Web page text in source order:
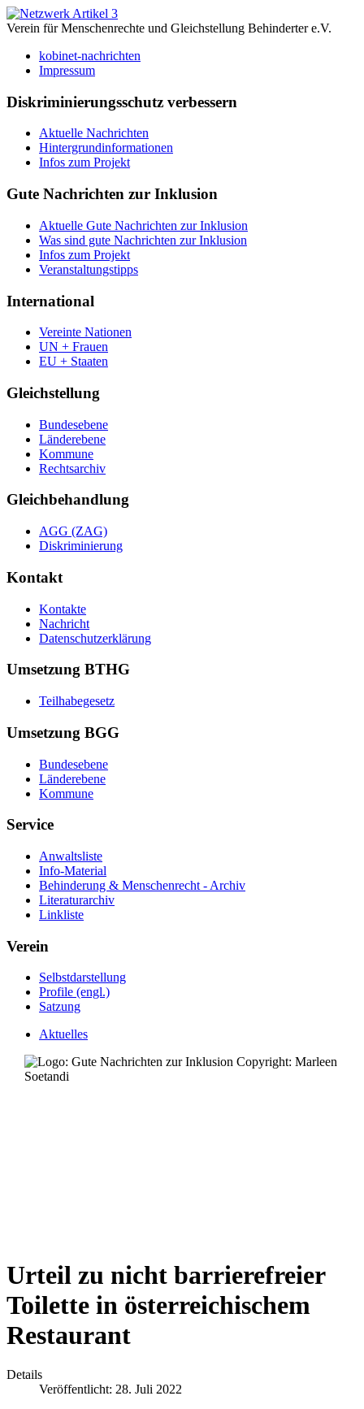
Verein für Menschenrechte und Gleichstellung Behinderter e.V.
kobinet-nachrichten
Impressum
Diskriminierungsschutz verbessern
Aktuelle Nachrichten
Hintergrundinformationen
Infos zum Projekt
Gute Nachrichten zur Inklusion
Aktuelle Gute Nachrichten zur Inklusion
Was sind gute Nachrichten zur Inklusion
Infos zum Projekt
Veranstaltungstipps
International
Vereinte Nationen
UN + Frauen
EU + Staaten
Gleichstellung
Bundesebene
Länderebene
Kommune
Rechtsarchiv
Gleichbehandlung
AGG (ZAG)
Diskriminierung
Kontakt
Kontakte
Nachricht
Datenschutzerklärung
Umsetzung BTHG
Teilhabegesetz
Umsetzung BGG
Bundesebene
Länderebene
Kommune
Service
Anwaltsliste
Info-Material
Behinderung & Menschenrecht - Archiv
Literaturarchiv
Linkliste
Verein
Selbstdarstellung
Profile (engl.)
Satzung
Aktuelles
Urteil zu nicht barrierefreier
Toilette in österreichischem
Restaurant
Details
Veröffentlicht: 28. Juli 2022